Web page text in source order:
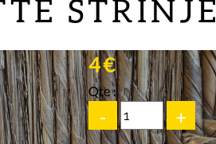
STRINJE
4 €
Qte :
- +